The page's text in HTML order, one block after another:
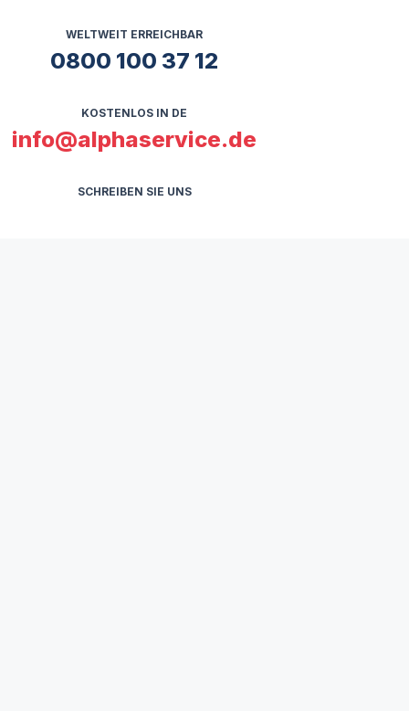
WELTWEIT ERREICHBAR
0800 100 37 12
KOSTENLOS IN DE
info@alphaservice.de
SCHREIBEN SIE UNS